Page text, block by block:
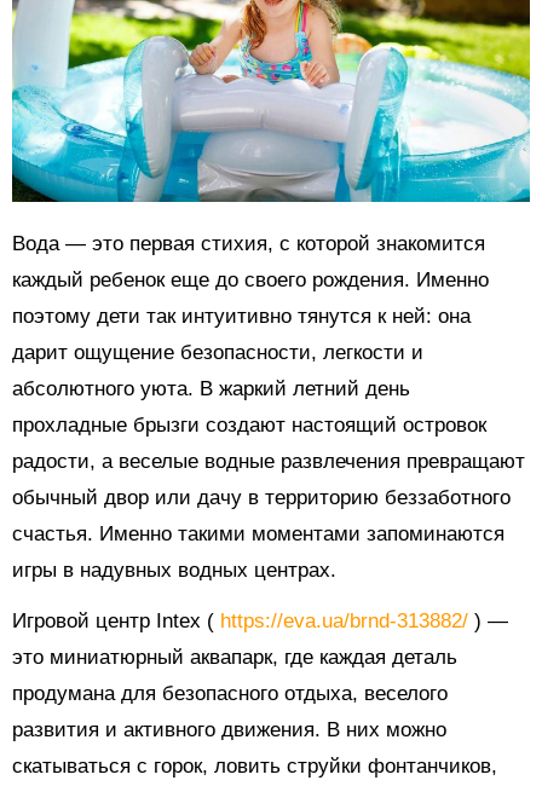
Вода — это первая стихия, с которой знакомится
каждый ребенок еще до своего рождения. Именно
поэтому дети так интуитивно тянутся к ней: она
дарит ощущение безопасности, легкости и
абсолютного уюта. В жаркий летний день
прохладные брызги создают настоящий островок
радости, а веселые водные развлечения превращают
обычный двор или дачу в территорию беззаботного
счастья. Именно такими моментами запоминаются
игры в надувных водных центрах.
Игровой центр Intex ( https://eva.ua/brnd-313882/ ) —
это миниатюрный аквапарк, где каждая деталь
продумана для безопасного отдыха, веселого
развития и активного движения. В них можно
скатываться с горок, ловить струйки фонтанчиков,